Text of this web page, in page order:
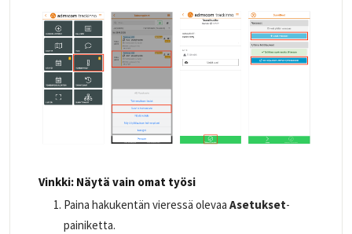
Vinkki: Näytä vain omat työsi
Paina hakukentän vieressä olevaa Asetukset-
painiketta.